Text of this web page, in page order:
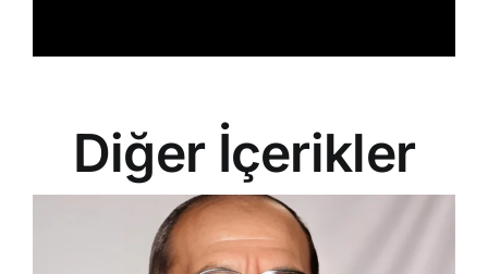
Diğer İçerikler